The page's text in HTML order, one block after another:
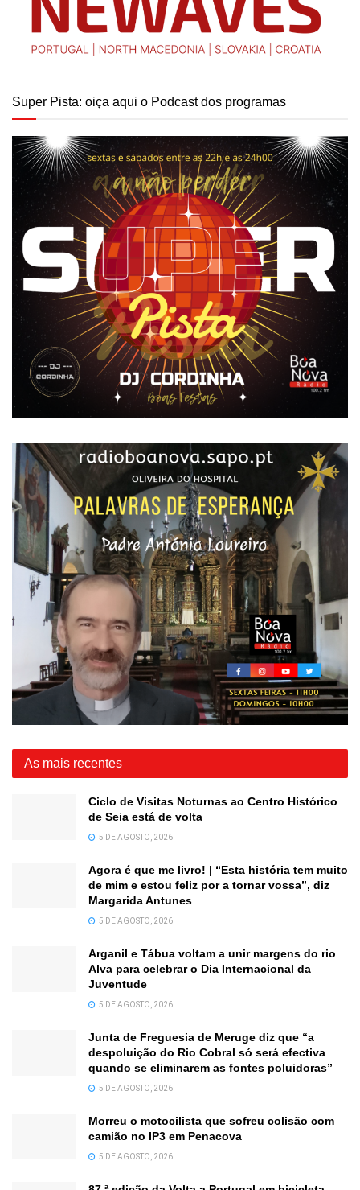
Super Pista: oiça aqui o Podcast dos programas
As mais recentes
Ciclo de Visitas Noturnas ao Centro Histórico
de Seia está de volta
5 DE AGOSTO, 2026
Agora é que me livro! | “Esta história tem muito
de mim e estou feliz por a tornar vossa”, diz
Margarida Antunes
5 DE AGOSTO, 2026
Arganil e Tábua voltam a unir margens do rio
Alva para celebrar o Dia Internacional da
Juventude
5 DE AGOSTO, 2026
Junta de Freguesia de Meruge diz que “a
despoluição do Rio Cobral só será efectiva
quando se eliminarem as fontes poluidoras”
5 DE AGOSTO, 2026
Morreu o motocilista que sofreu colisão com
camião no IP3 em Penacova
5 DE AGOSTO, 2026